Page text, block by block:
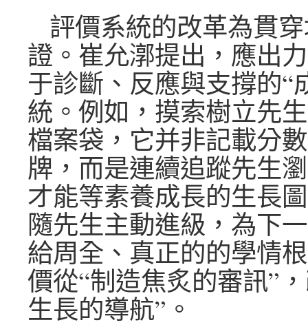
評價系統的改革為貫
證。崔允漷提出，應出
于診斷、反應與支撐的“
統。例如，摸索樹立先
檔案袋，它并非記載分
牌，而是連續追蹤先生
才能等素養成長的生長
隨先生主動進級，為下
給周全、真正的的學情
價從“制造焦炙的審訊”
生長的導航”。